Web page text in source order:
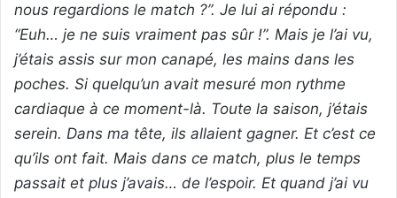
nous regardions le match ?”. Je lui ai répondu :
“Euh… je ne suis vraiment pas sûr !”. Mais je l’ai vu,
j’étais assis sur mon canapé, les mains dans les
poches. Si quelqu’un avait mesuré mon rythme
cardiaque à ce moment-là. Toute la saison, j’étais
serein. Dans ma tête, ils allaient gagner. Et c’est ce
qu’ils ont fait. Mais dans ce match, plus le temps
passait et plus j’avais… de l’espoir. Et quand j’ai vu